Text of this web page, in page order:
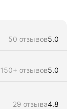
50 отзывов5.0
150+ отзывов5.0
29 отзыва4.8